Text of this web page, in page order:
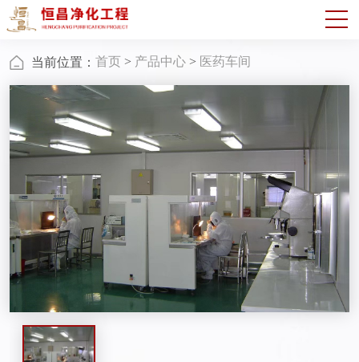
当前位置： 首页 > 产品中心 > 医药车间